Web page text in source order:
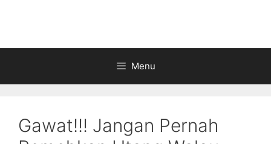
Menu
Gawat!!! Jangan Pernah